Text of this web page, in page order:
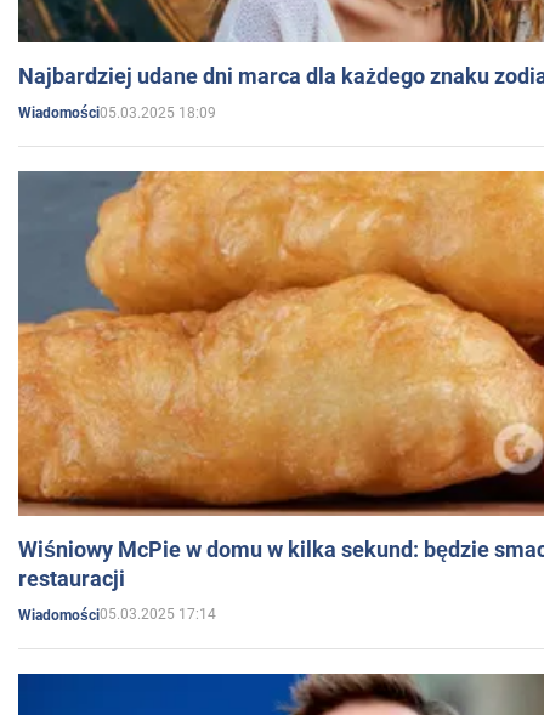
Najbardziej udane dni marca dla każdego znaku
Wiadomości05.03.2025 18:09
Wiśniowy McPie w domu w kilka sekund: będzie
restauracji
Wiadomości05.03.2025 17:14